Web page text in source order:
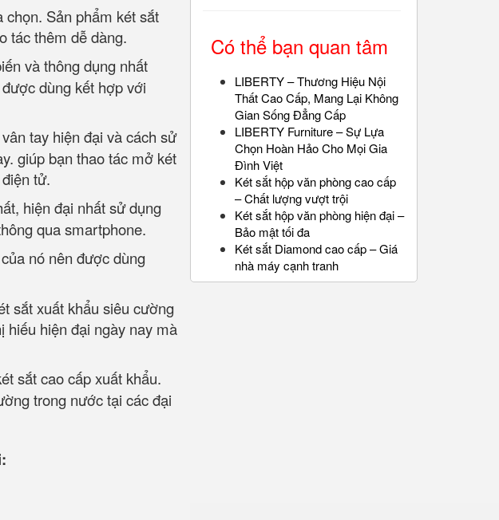
chọn. Sản phẩm két sắt
tác thêm dễ dàng.
và thông dụng nhất
dùng kết hợp với
tay hiện đại và cách sử
giúp bạn thao tác mở két
tử.
hiện đại nhất sử dụng
qua smartphone.
nó nên được dùng
sắt xuất khẩu siêu cường
hiếu hiện đại ngày nay mà
sắt cao cấp xuất khẩu.
trong nước tại các đại
Có thể bạn quan tâm
LIBERTY – Thương Hiệu Nội
Thất Cao Cấp, Mang Lại Không
Gian Sống Đẳng Cấp
LIBERTY Furniture – Sự Lựa
Chọn Hoàn Hảo Cho Mọi Gia
Đình Việt
Két sắt hộp văn phòng cao cấp
– Chất lượng vượt trội
Két sắt hộp văn phòng hiện đại –
Bảo mật tối đa
Két sắt Diamond cao cấp – Giá
nhà máy cạnh tranh